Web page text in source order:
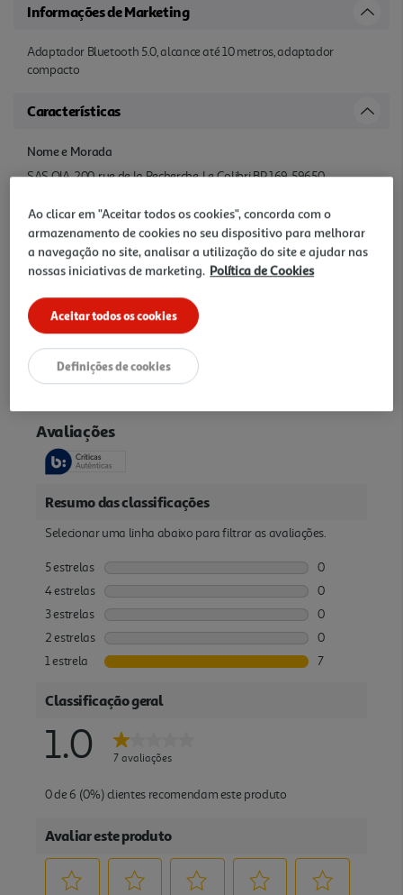
Informações de Marketing
Adaptador Bluetooth 5.0, alcance até 10 metros, adaptador
compacto
Características
Nome e Morada
SAS OIA, 200, rue de la Recherche, Le Colibri BP 169, 59650
Outras características
Adaptador USB sem fios, Bluetooth 5.0
Garantia
36 Meses
Avaliações
Ao clicar em "Aceitar todos os cookies", concorda com o
armazenamento de cookies no seu dispositivo para melhorar
a navegação no site, analisar a utilização do site e ajudar nas
nossas iniciativas de marketing. Política de Cookies
Aceitar todos os cookies
Definições de cookies